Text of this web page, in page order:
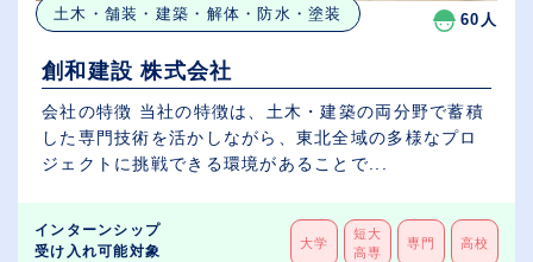
土木・舗装・建築・解体・防水・塗装 60人
創和建設 株式会社
会社の特徴 当社の特徴は、土木・建築の両分野で蓄積
した専門技術を活かしながら、東北全域の多様なプロ
ジェクトに挑戦できる環境があることで...
インターンシップ
受け入れ可能対象
大学
短大
高専
専門 高校